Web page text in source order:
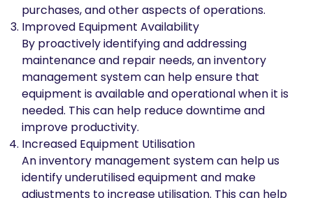
purchases, and other aspects of operations.
Improved Equipment Availability
By proactively identifying and addressing
maintenance and repair needs, an inventory
management system can help ensure that
equipment is available and operational when it is
needed. This can help reduce downtime and
improve productivity.
Increased Equipment Utilisation
An inventory management system can help us
identify underutilised equipment and make
adjustments to increase utilisation. This can help